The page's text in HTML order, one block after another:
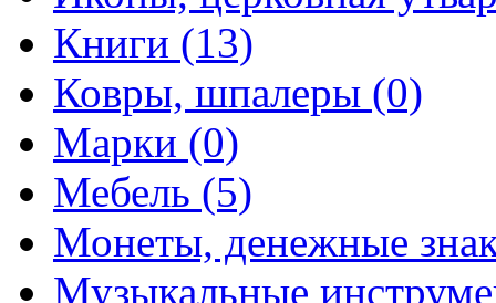
Книги (13)
Ковры, шпалеры (0)
Марки (0)
Мебель (5)
Монеты, денежные
Музыкальные